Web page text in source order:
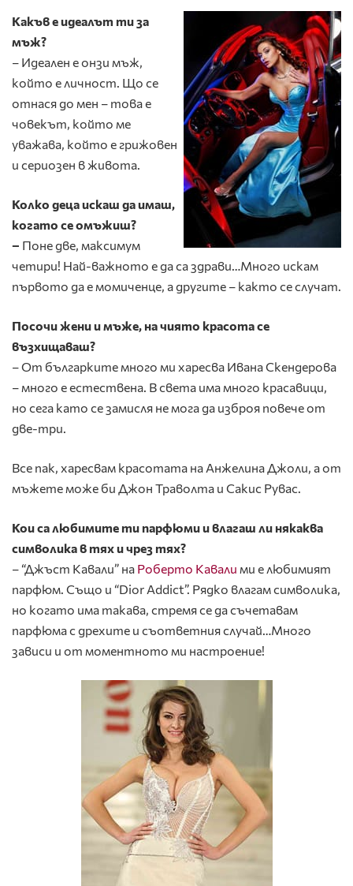
Какъв е идеалът ти за
мъж?
– Идеален е онзи мъж,
който е личност. Що се
отнася до мен – това е
човекът, който ме
уважава, който е грижовен
и сериозен в живота.
Колко деца искаш да имаш,
когато се омъжиш?
– Поне две, максимум
четири! Най-важното е да са здрави…Много искам
първото да е момиченце, а другите – както се случат.
Посочи жени и мъже, на чиято красота се
възхищаваш?
– От българките много ми харесва Ивана Скендерова
– много е естествена. В света има много красавици,
но сега като се замисля не мога да изброя повече от
две-три.
Все пак, харесвам красотата на Анжелина Джоли, а от
мъжете може би Джон Траволта и Сакис Рувас.
Кои са любимите ти парфюми и влагаш ли някаква
символика в тях и чрез тях?
– “Джъст Кавали” на Роберто Кавали ми е любимият
парфюм. Също и “Dior Addict”. Рядко влагам символика,
но когато има такава, стремя се да съчетавам
парфюма с дрехите и съответния случай…Много
зависи и от моментното ми настроение!